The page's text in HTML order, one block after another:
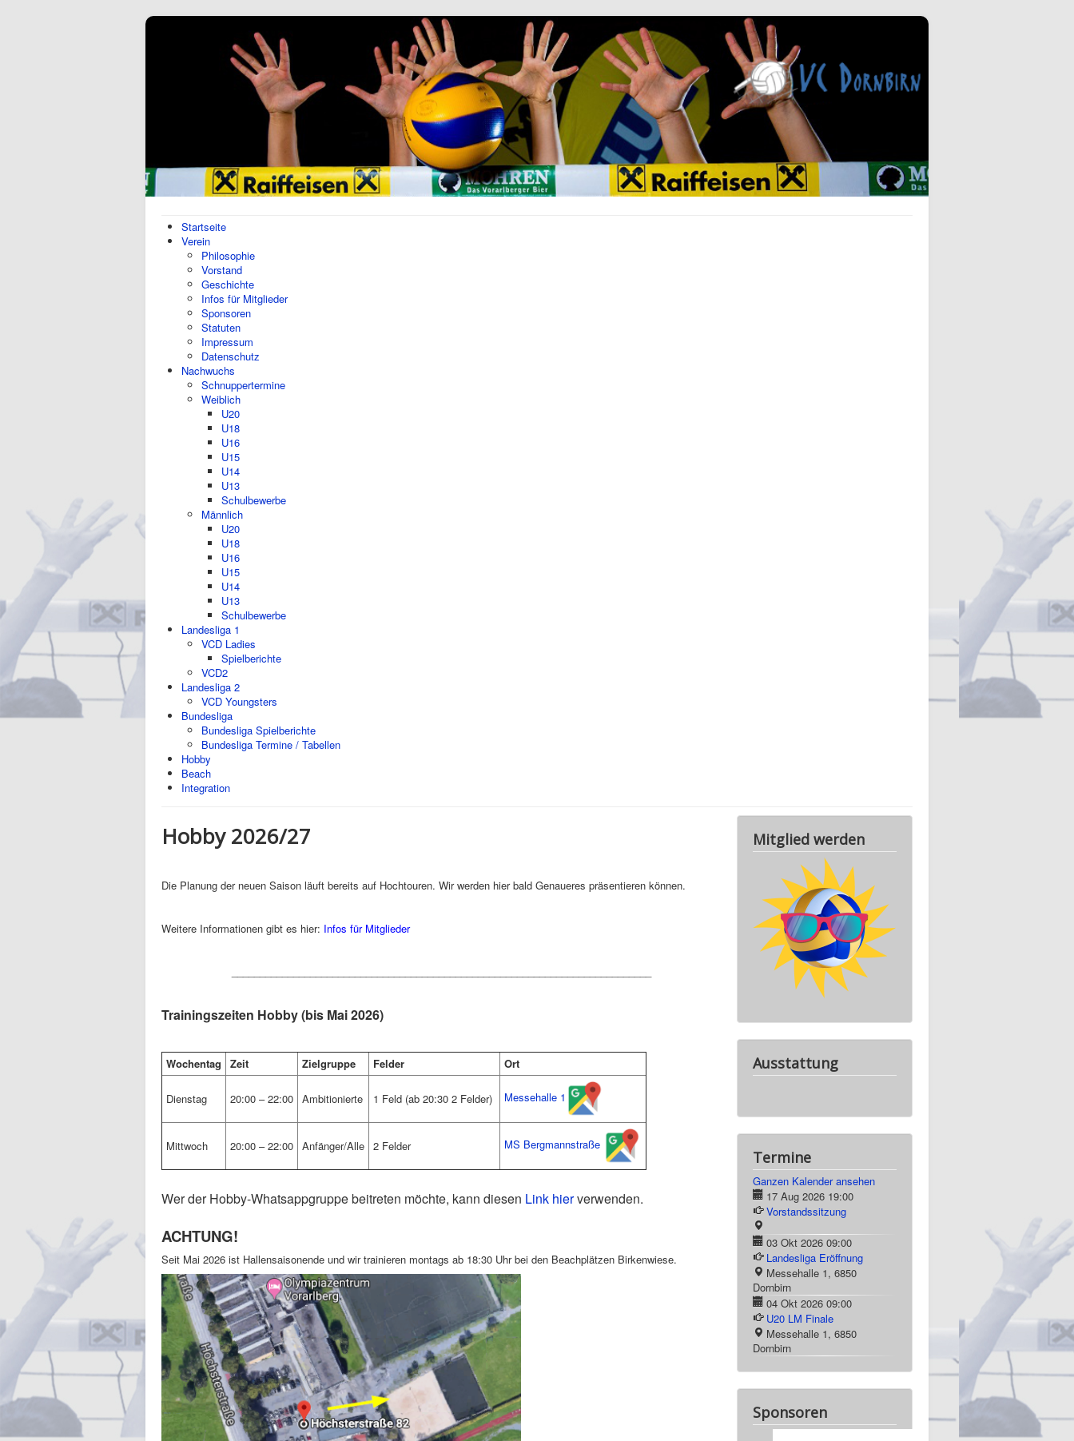
Startseite
Verein
Philosophie
Vorstand
Geschichte
Infos für Mitglieder
Sponsoren
Statuten
Impressum
Datenschutz
Nachwuchs
Schnuppertermine
Weiblich
U20
U18
U16
U15
U14
U13
Schulbewerbe
Männlich
U20
U18
U16
U15
U14
U13
Schulbewerbe
Landesliga 1
VCD Ladies
Spielberichte
VCD2
Landesliga 2
VCD Youngsters
Bundesliga
Bundesliga Spielberichte
Bundesliga Termine / Tabellen
Hobby
Beach
Integration
Hobby 2026/27
Die Planung der neuen Saison läuft bereits auf Hochtouren. Wir werden hier bald Genaueres präsentieren können.
Weitere Informationen gibt es hier: Infos für Mitglieder
Trainingszeiten Hobby (bis Mai 2026)
Wochentag Zeit Zielgruppe Felder Ort
Dienstag 20:00 – 22:00 Ambitionierte 1 Feld (ab 20:30 2 Felder) Messehalle 1
Mittwoch 20:00 – 22:00 Anfänger/Alle 2 Felder MS Bergmannstraße
Wer der Hobby-Whatsappgruppe beitreten möchte, kann diesen Link hierverwenden.
ACHTUNG!
Seit Mai 2026 ist Hallensaisonende und wir trainieren montags ab 18:30 Uhr bei den Beachplätzen Birkenwiese.
Mitglied werden
Ausstattung
Termine
Ganzen Kalender ansehen
17 Aug 2026 19:00
Vorstandssitzung
03 Okt 2026 09:00
Landesliga Eröffnung
Dornbirn
04 Okt 2026 09:00